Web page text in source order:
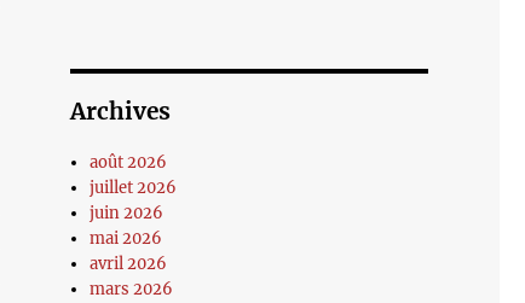
Archives
août 2026
juillet 2026
juin 2026
mai 2026
avril 2026
mars 2026